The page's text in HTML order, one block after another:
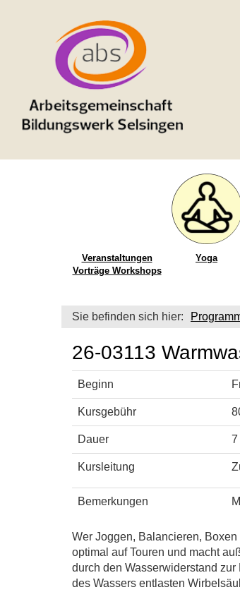
Veranstaltungen
Vorträge Workshops
Yoga
Sie befinden sich hier:
26-03113
Beginn
Kursgebühr
Dauer 7
Kursleitung
Bemerkungen
Wer Joggen, Balancieren,
optimal auf Touren und macht
durch den Wasserwiderstand
des Wassers entlasten